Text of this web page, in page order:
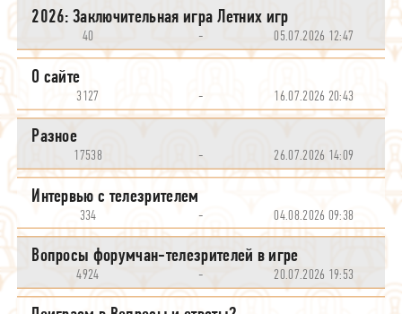
2026: Заключительная игра Летних игр
40 - 05.07.2026 12:47
О сайте
3127 - 16.07.2026 20:43
Разное
17538 - 26.07.2026 14:09
Интервью с телезрителем
334 - 04.08.2026 09:38
Вопросы форумчан-телезрителей в игре
4924 - 20.07.2026 19:53